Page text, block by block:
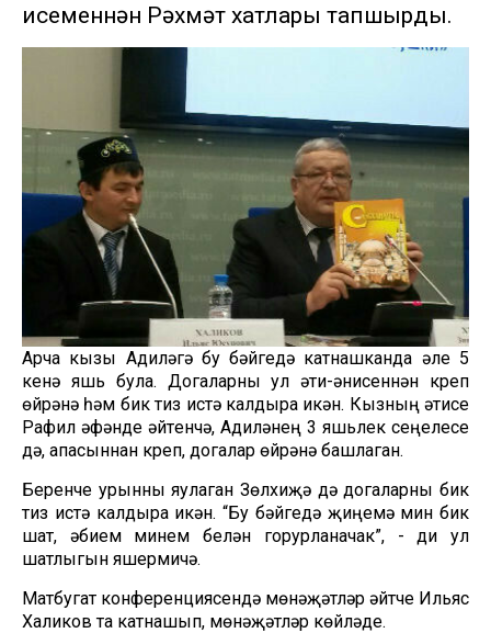
исеменнән Рәхмәт хатлары тапшырды.
Арча кызы Адиләгә бу бәйгедә катнашканда әле 5
кенә яшь була. Догаларны ул әти-әнисеннән күреп
өйрәнә һәм бик тиз истә калдыра икән. Кызның әтисе
Рафил әфәнде әйтүенчә, Адиләнең 3 яшьлек сеңелесе
дә, апасыннан күреп, догалар өйрәнә башлаган.
Беренче урынны яулаган Зөлхиҗә дә догаларны бик
тиз истә калдыра икән. “Бу бәйгедә җиңүемә мин бик
шат, әбием минем белән горурланачак”, - ди ул
шатлыгын яшермичә.
Матбугат конференциясендә мөнәҗәтләр әйтүче Ильяс
Халиков та катнашып, мөнәҗәтләр көйләде.